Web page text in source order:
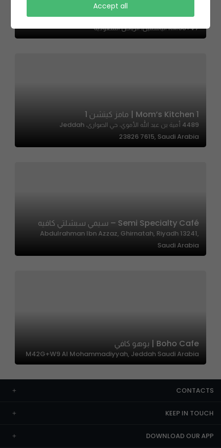
Java Time | جافا تايم
RM88+V7 الياسمين، الرياض السعودية
Mom’s Kitchen 1 | مامز كيتشن 1
4489 أمية بن عبد الله الأموي، حي الصوارى، Jeddah
23826 7615, Saudi Arabia
Semi Specialty Café – سيمي سبشلتي كافيه
Abdulrahman Ibn Azzaz, Ghirnatah, Riyadh 13241,
Saudi Arabia
Boho Cafe | بوهو كافي
M42G+W9 Al Mohammadiyyah, Jeddah Saudi Arabia
CONTACTS
KEEP IN TOUCH
DOWNLOAD OUR APP
Accept all